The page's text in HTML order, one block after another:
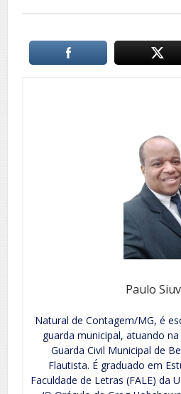
Paulo
Natural de Contagem/MG, é
guarda municipal, atuando
Guarda Civil Municipal de
Flautista. É graduado em
Faculdade de Letras (FALE) da